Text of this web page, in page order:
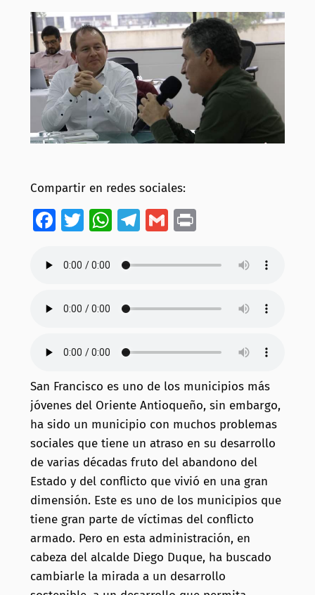
Compartir en redes sociales:
Facebook
Twitter
WhatsApp
Telegram
GmailPrint
San Francisco es uno de los municipios más
jóvenes del Oriente Antioqueño, sin embargo,
ha sido un municipio con muchos problemas
sociales que tiene un atraso en su desarrollo
de varias décadas fruto del abandono del
Estado y del conflicto que vivió en una gran
dimensión. Este es uno de los municipios que
tiene gran parte de víctimas del conflicto
armado. Pero en esta administración, en
cabeza del alcalde Diego Duque, ha buscado
cambiarle la mirada a un desarrollo